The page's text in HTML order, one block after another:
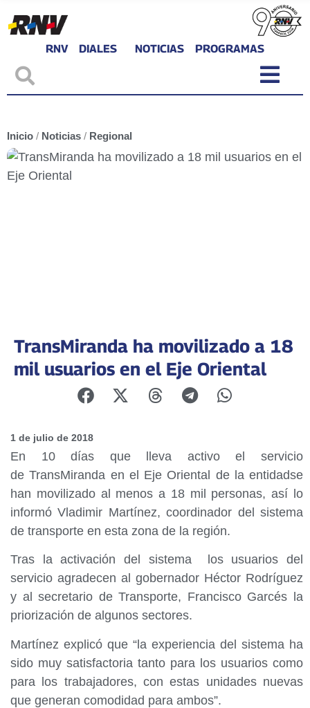
RNV DIALES NOTICIAS PROGRAMAS
Inicio / Noticias / Regional
TransMiranda ha movilizado a 18
mil usuarios en el Eje Oriental
1 de julio de 2018
En 10 días que lleva activo el servicio
de TransMiranda en el Eje Oriental de la entidadse
han movilizado al menos a 18 mil personas, así lo
informó Vladimir Martínez, coordinador del sistema
de transporte en esta zona de la región.
Tras la activación del sistema los usuarios del
servicio agradecen al gobernador Héctor Rodríguez
y al secretario de Transporte, Francisco Garcés la
priorización de algunos sectores.
Martínez explicó que “la experiencia del sistema ha
sido muy satisfactoria tanto para los usuarios como
para los trabajadores, con estas unidades nuevas
que generan comodidad para ambos”.